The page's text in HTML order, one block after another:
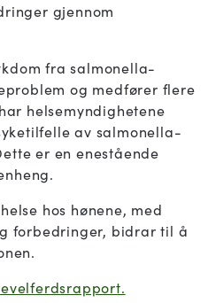
gjennom
fra salmonella-
og medfører flere
helsemyndighetene
av salmonella-
er en enestående
hos hønene, med
forbedringer, bidrar til å